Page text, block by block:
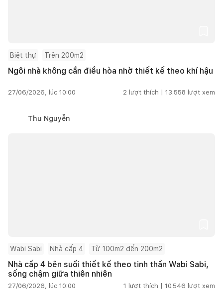
Biệt thự Trên 200m2
Ngôi nhà không cần điều hòa nhờ thiết kế theo khí hậu
27/06/2026, lúc 10:00 2 lượt thích | 13.558 lượt xem
Thu Nguyễn
Wabi Sabi Nhà cấp 4 Từ 100m2 đến 200m2
Nhà cấp 4 bên suối thiết kế theo tinh thần Wabi Sabi,
sống chậm giữa thiên nhiên
27/06/2026, lúc 10:00 1 lượt thích | 10.546 lượt xem